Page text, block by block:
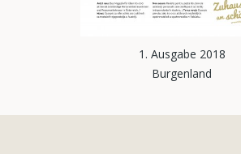
1. Ausgabe 2018
Burgenland